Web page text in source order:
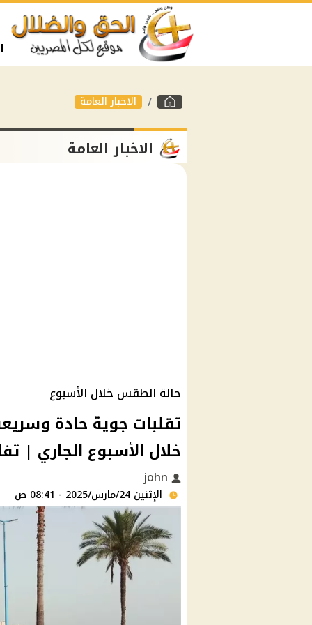
الاخبار العامة
الاخبار العامة
حالة الطقس خلال الأسبوع
تقلبات جوية حادة
خلال الأسبوع الجاري |
الإثنين 24/مارس/2025 - 08:41 ص